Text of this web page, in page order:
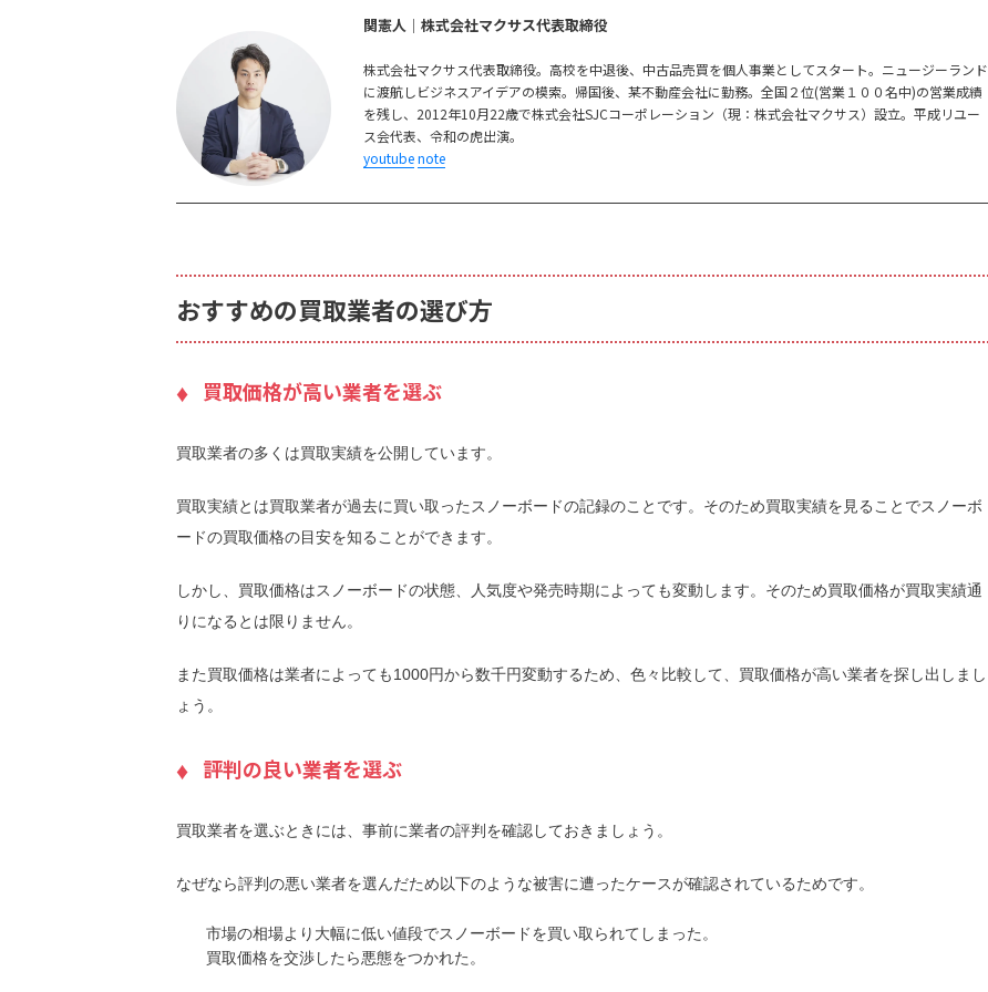
関憲人│株式会社マクサス代表取締役
株式会社マクサス代表取締役。高校を中退後、中古品売買を個人事業としてスタート。ニュージーランド
に渡航しビジネスアイデアの模索。帰国後、某不動産会社に勤務。全国２位(営業１００名中)の営業成績
を残し、2012年10月22歳で株式会社SJCコーポレーション（現：株式会社マクサス）設立。平成リユー
ス会代表、令和の虎出演。
youtubenote
おすすめの買取業者の選び方
買取価格が高い業者を選ぶ
買取業者の多くは買取実績を公開しています。
買取実績とは買取業者が過去に買い取ったスノーボードの記録のことです。そのため買取実績を見ることでスノーボ
ードの買取価格の目安を知ることができます。
しかし、買取価格はスノーボードの状態、人気度や発売時期によっても変動します。そのため買取価格が買取実績通
りになるとは限りません。
また買取価格は業者によっても1000円から数千円変動するため、色々比較して、買取価格が高い業者を探し出しまし
ょう。
評判の良い業者を選ぶ
買取業者を選ぶときには、事前に業者の評判を確認しておきましょう。
なぜなら評判の悪い業者を選んだため以下のような被害に遭ったケースが確認されているためです。
市場の相場より大幅に低い値段でスノーボードを買い取られてしまった。
買取価格を交渉したら悪態をつかれた。